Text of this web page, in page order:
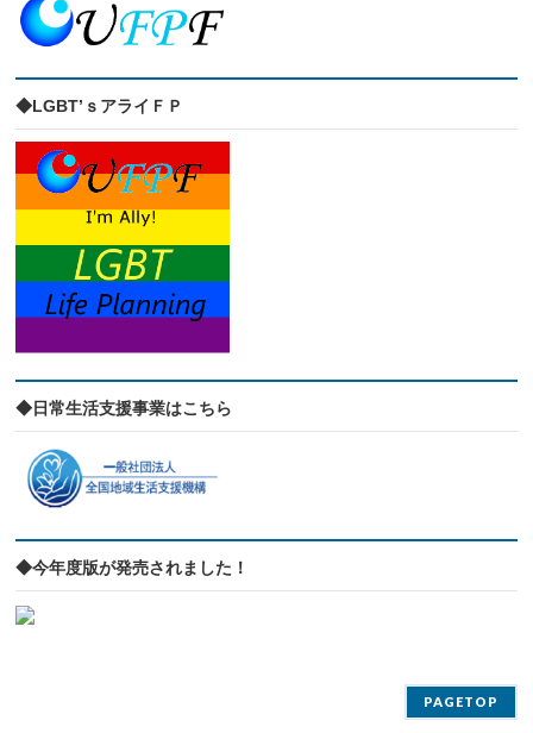
◆LGBT’ｓアライＦＰ
◆日常生活支援事業はこちら
◆今年度版が発売されました！
PAGETOP